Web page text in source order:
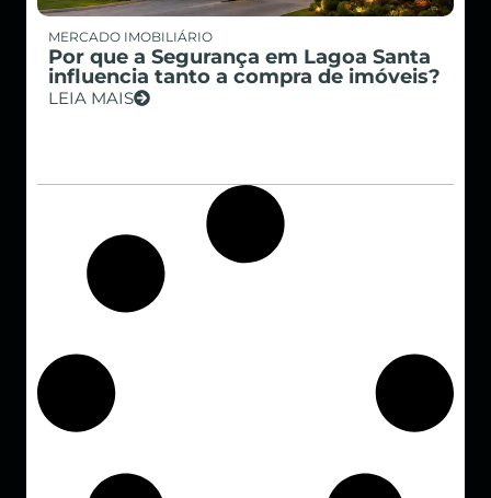
MERCADO IMOBILIÁRIO
Por que a Segurança em Lagoa Santa
influencia tanto a compra de imóveis?
LEIA MAIS